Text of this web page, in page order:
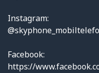
Instagram:
Facebook:
https://